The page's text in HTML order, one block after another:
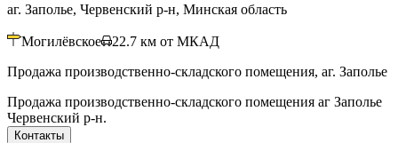
аг. Заполье, Червенский р-н, Минская область
Могилёвское 22.7 км от МКАД
Продажа производственно-складского помещения, аг. Заполье
Продажа производственно-складского помещения аг Заполье
Червенский р-н.
Контакты